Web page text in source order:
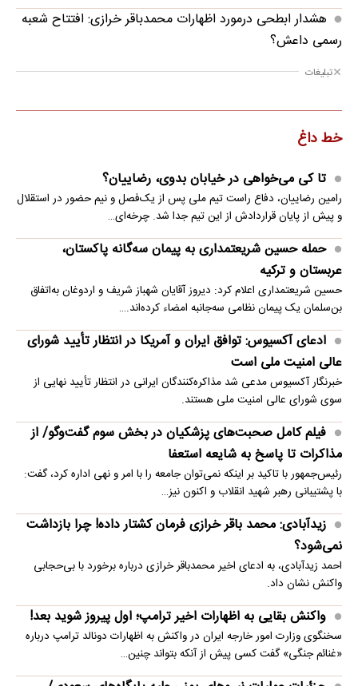
هشدار ابطحی درمورد اظهارات محمدباقر خرازی: افتتاح شعبه
رسمی داعش؟
تبلیغات
خط داغ
تا کی می‌خواهی در خیابان بدوی، رضاییان؟
رامین رضاییان، دفاع راست تیم ملی پس از یک‌فصل و نیم حضور در استقلال
و پیش از پایان قراردادش از این تیم جدا شد. چرخه‌ای…
حمله حسین شریعتمداری به پیمان سه‌گانه پاکستان،
عربستان و ترکیه
حسین شریعتمداری اعلام کرد: دیروز آقایان شهباز شریف و اردوغان به‌اتفاق
بن‌سلمان یک پیمان نظامی سه‌جانبه امضاء کرده‌اند.…
ادعای آکسیوس: توافق ایران و آمریکا در انتظار تأیید شورای
عالی امنیت ملی است
خبرنگار آکسیوس مدعی شد مذاکره‌کنندگان ایرانی در انتظار تأیید نهایی از
سوی شورای عالی امنیت ملی هستند.
فیلم کامل صحبت‌های پزشکیان در بخش سوم گفت‌وگو/ از
مذاکرات تا پاسخ به شایعه استعفا
رئیس‌جمهور با تاکید بر اینکه نمی‌توان جامعه را با امر و نهی اداره کرد، گفت:
با پشتیبانی رهبر شهید انقلاب و اکنون نیز…
زیدآبادی: محمد باقر خرازی فرمان کشتار داده! چرا بازداشت
نمی‌شود؟
احمد زیدآبادی، به ادعای اخیر محمدباقر خرازی درباره برخورد با بی‌حجابی
واکنش نشان داد.
واکنش بقایی به اظهارات اخیر ترامپ؛ اول پیروز شوید بعد!
سخنگوی وزارت امور خارجه ایران در واکنش به اظهارات دونالد ترامپ درباره
«غنائم جنگی» گفت کسی پیش از آنکه بتواند چنین…